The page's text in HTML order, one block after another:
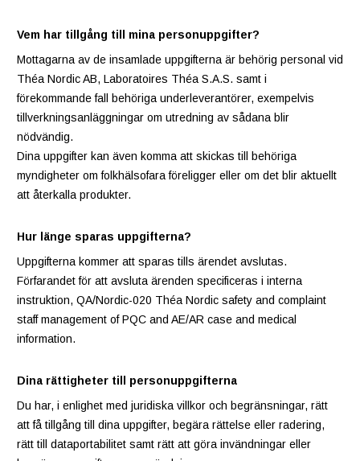
Vem har tillgång till mina personuppgifter?
Mottagarna av de insamlade uppgifterna är behörig personal vid
Théa Nordic AB, Laboratoires Théa S.A.S. samt i
förekommande fall behöriga underleverantörer, exempelvis
tillverkningsanläggningar om utredning av sådana blir
nödvändig.
Dina uppgifter kan även komma att skickas till behöriga
myndigheter om folkhälsofara föreligger eller om det blir aktuellt
att återkalla produkter.
Hur länge sparas uppgifterna?
Uppgifterna kommer att sparas tills ärendet avslutas.
Förfarandet för att avsluta ärenden specificeras i interna
instruktion, QA/Nordic-020 Théa Nordic safety and complaint
staff management of PQC and AE/AR case and medical
information.
Dina rättigheter till personuppgifterna
Du har, i enlighet med juridiska villkor och begränsningar, rätt
att få tillgång till dina uppgifter, begära rättelse eller radering,
rätt till dataportabilitet samt rätt att göra invändningar eller